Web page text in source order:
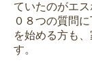
ていたのがエ
０８つの質問
を始める方も
す。